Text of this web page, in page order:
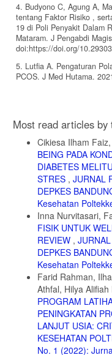
4. Budyono C, Agung A,
tentang Faktor Risiko ,
19 di Poli Penyakit Dalam
Mataram. J Pengabdi
doi:https://doi.org/
5. Lutfia A. Pengaturan
PCOS. J Med Hutama.
6. Hita IPAD. Efektivitas
menurunkan tingkat
2020;7(2):135-142.
7. Setiawan C, Jannah
Intensity Interval Training
dan Mencegah Cedera
Vokasional.
8. Rahma A, Claudia D,
Review : Pengaruh
Badan Pada Dewasa
123. doi:10.29313/
9. Minerva KS. Pengaruh
Penurunan Berat Badan
Pengaruh High Intensity
Badan Pada Remaja
Muhammadiyah Surakarta;
http://eprints.ums.ac.id/id/
10. Zhang H, Tong TK,
Intensity Interval Training
Training on Abdominal
Women. J Diabetes Res.
Article
Details
Most read articles
Cikiesa Ilham
BEING PADA
DIABETES
STRES , JURNAL
DEPKES
Kesehatan
Inna Nurvitasari,
FISIK UNTUK
REVIEW ,
DEPKES
Kesehatan
Farid Rahman,
Athfal, Hilya
PROGRAM
PENINGKATAN
LANJUT USIA:
KESEHATAN
No. 1 (2022):